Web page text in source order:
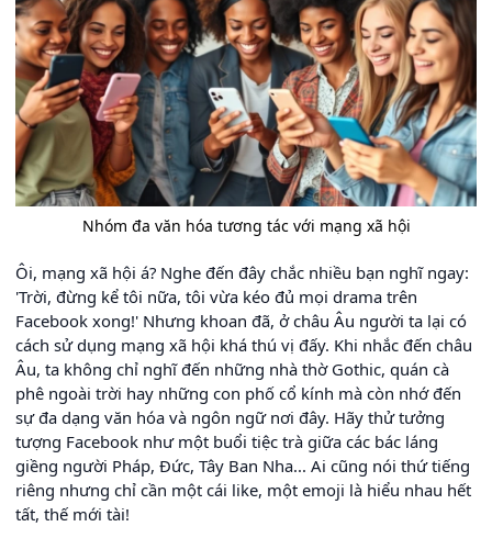
Nhóm đa văn hóa tương tác với mạng xã hội
Ôi, mạng xã hội á? Nghe đến đây chắc nhiều bạn nghĩ ngay:
'Trời, đừng kể tôi nữa, tôi vừa kéo đủ mọi drama trên
Facebook xong!' Nhưng khoan đã, ở châu Âu người ta lại có
cách sử dụng mạng xã hội khá thú vị đấy. Khi nhắc đến châu
Âu, ta không chỉ nghĩ đến những nhà thờ Gothic, quán cà
phê ngoài trời hay những con phố cổ kính mà còn nhớ đến
sự đa dạng văn hóa và ngôn ngữ nơi đây. Hãy thử tưởng
tượng Facebook như một buổi tiệc trà giữa các bác láng
giềng người Pháp, Đức, Tây Ban Nha... Ai cũng nói thứ tiếng
riêng nhưng chỉ cần một cái like, một emoji là hiểu nhau hết
tất, thế mới tài!